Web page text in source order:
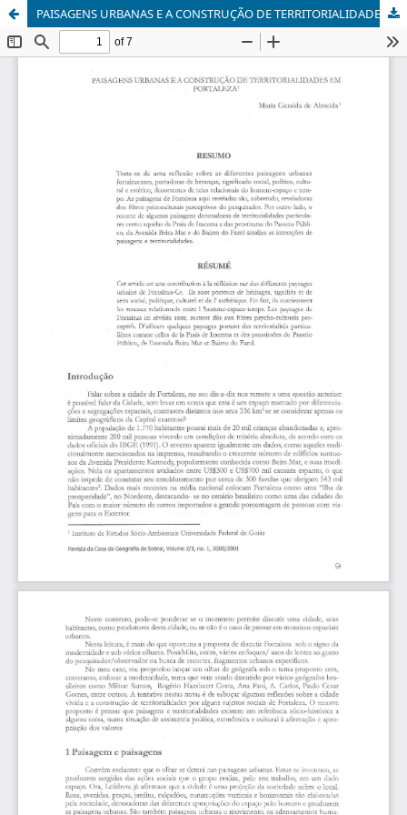
PAISAGENS URBANAS E A CONSTRUÇÃO DE TERRITORIALIDADES EM FORTALEZA